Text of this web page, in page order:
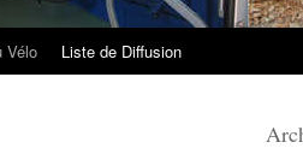
Vélo Liste de Diffusion